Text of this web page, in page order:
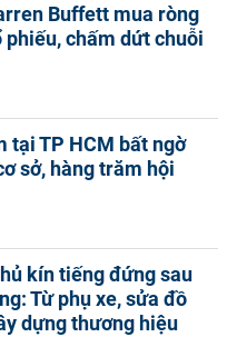
Buffett mua ròng
phiếu, chấm dứt chuỗi
tại TP HCM bất ngờ
sở, hàng trăm hội
kín tiếng đứng sau
Từ phụ xe, sửa đồ
dựng thương hiệu